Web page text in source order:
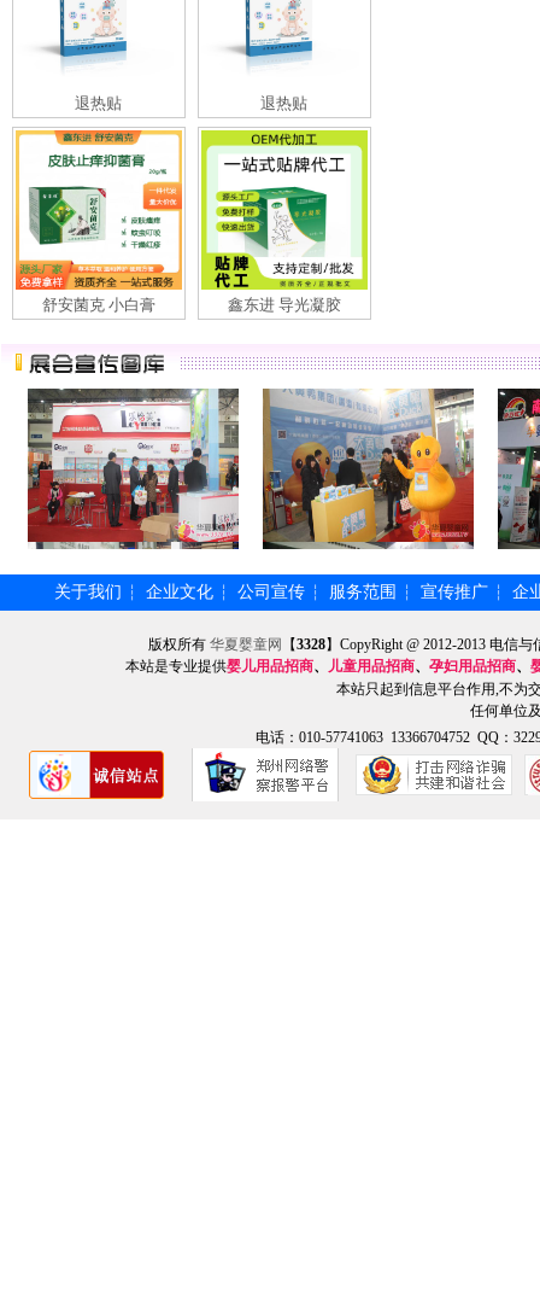
退热贴 退热贴
舒安菌克 小白膏 鑫东进 导光凝胶
关于我们 ┆ 企业文化 ┆ 公司宣传 ┆ 服务范围 ┆ 宣传推广 ┆ 企
版权所有华夏婴童网 【3328】CopyRight @ 2012-2013 电信
本站是专业提供婴儿用品招商、 儿童用品招商、 孕妇用品招商、
本站只起到信息平台作用,不为
任何单位
电话：010-57741063 13366704752 QQ：